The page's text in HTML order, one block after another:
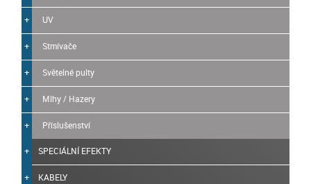
UV
Stmívače
Světelné pulty
Mlhy / Hazery
Příslušenství
SPECIÁLNÍ EFEKTY
KABELY